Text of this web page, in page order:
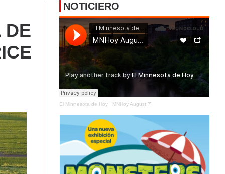
DE
NOTICIERO
El Minnesota de Hoy· MNHoy August 7